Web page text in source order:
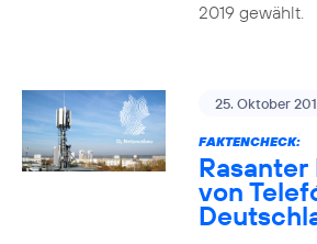
2019 gewählt.
25. Oktober
FAKTENCHECK:
Rasanter
von